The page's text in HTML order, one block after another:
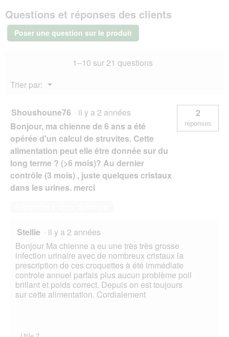
Prescription
Diet
Multicare
12
Questions et réponses des clients
Poser une question sur le produit
1–10 sur 21 questions
Trier par:
▼
Menu
Shoushoune76 · il y a 2 années
Bonjour, ma chienne de 6 ans a été
opérée d'un calcul de struvites. Cette
alimentation peut elle être donnée sur du
long terme ? (>6 mois)? Au dernier
contrôle (3 mois) , juste quelques cristaux
dans les urines. merci
2
réponses
Stellie · il y a 2 années
Bonjour Ma chienne a eu une très très grosse
infection urinaire avec de nombreux cristaux la
prescription de ces croquettes à été immédiate
controle annuel parfais plus aucun problème poil
brillant et poids correct. Depuis on est toujours
sur cette alimentation. Cordialement